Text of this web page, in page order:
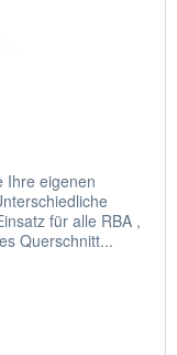
Ihre eigenen
für alle RBA ,
Querschnitt...